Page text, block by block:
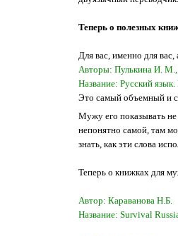
Теперь о полезных
Для вас, именно для
Авторы: Пулькина И. М.,
Название: Русский
Это самый объемный и
Мужу его показывать
непонятно самой, там
знать, как эти слова
Теперь о книжках для
Автор: Караванова Н.Б.
Название: Survival